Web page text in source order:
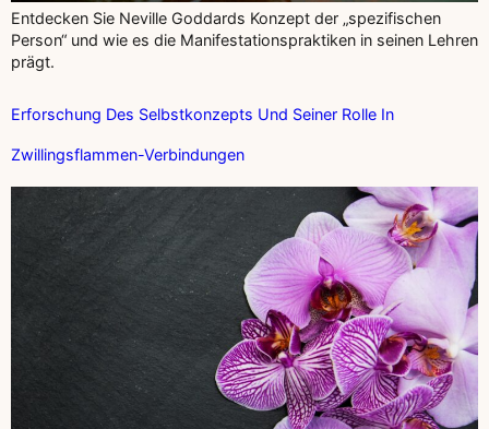
Entdecken Sie Neville Goddards Konzept der „spezifischen
Person“ und wie es die Manifestationspraktiken in seinen Lehren
prägt.
Erforschung Des Selbstkonzepts Und Seiner Rolle In
Zwillingsflammen-Verbindungen